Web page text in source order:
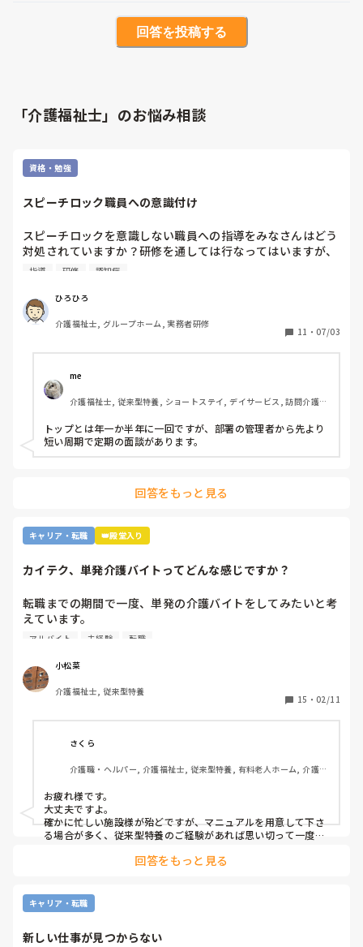
回答を投稿する
「介護福祉士」のお悩み相談
資格・勉強
スピーチロック職員への意識付け
スピーチロックを意識しない職員への指導をみなさんはどう
対処されていますか？研修を通しては行なってはいますが、
なかなか響きません。皆様の施設で行なわれていること何で
指導 研修 認知症
ひろひろ
介護福祉士, グループホーム, 実務者研修
11 ・ 07/03
me
介護福祉士, 従来型特養, ショートステイ, デイサービス, 訪問介護,
トップとは年一か半年に一回ですが、部署の管理者から先より
短い周期で定期の面談があります。
回答をもっと見る
キャリア・転職 👑殿堂入り
カイテク、単発介護バイトってどんな感じですか？
転職までの期間で一度、単発の介護バイトをしてみたいと考
えています。
ですが単発バイトを求めてるってことはそれなりに忙しい施
かなか踏み出せずにいます。
もし経験ある方いらっしゃいましたら、どんな感じだったか
アルバイト 未経験 転職
小松菜
介護福祉士, 従来型特養
15 ・ 02/11
さくら
介護職・ヘルパー, 介護福祉士, 従来型特養, 有料老人ホーム, 介護老
実務者研修, ユニット型特養, 障害者支援施設
お疲れ様です。
大丈夫ですよ。
確かに忙しい施設様が殆どですが、マニュアルを用意して下さ
る場合が多く、従来型特養のご経験があれば思い切って一度働
施設様のレビューが書かれているので、参考になさると良いか
回答をもっと見る
キャリア・転職
新しい仕事が見つからない